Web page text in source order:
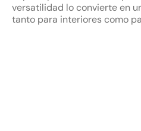
versatilidad lo convierte en
tanto para interiores como